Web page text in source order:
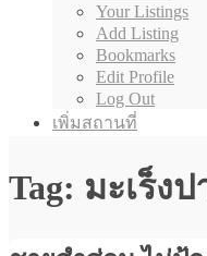
Your Listings
Add Listing
Bookmarks
Edit Profile
Log Out
เพิ่มสถานที่
Tag: มะเร็ง